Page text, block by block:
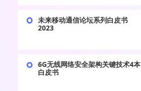
未来移动通信论坛系列白皮书
2023
6G无线网络安全架构关键技术4本
白皮书